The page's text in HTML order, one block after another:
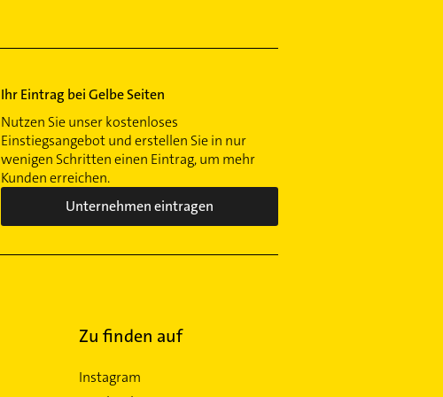
Ihr Eintrag bei Gelbe Seiten
Nutzen Sie unser kostenloses
Einstiegsangebot und erstellen Sie in nur
wenigen Schritten einen Eintrag, um mehr
Kunden erreichen.
Unternehmen eintragen
Zu finden auf
Instagram